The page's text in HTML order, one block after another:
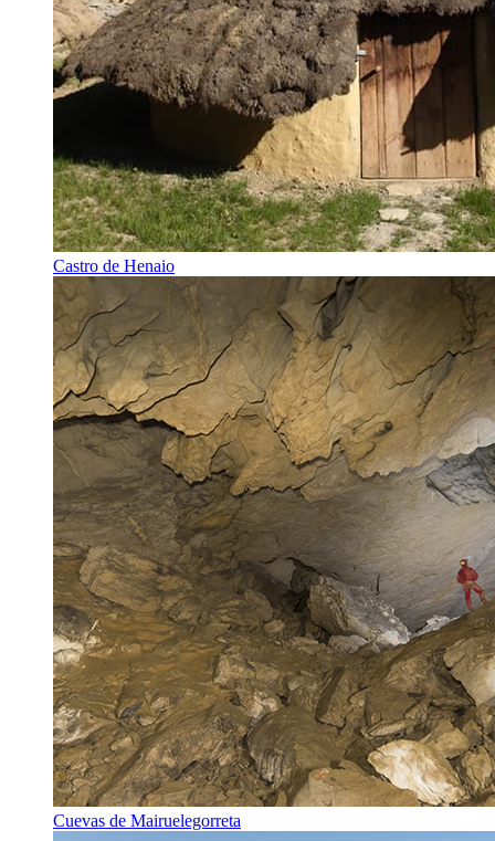
Castro de Henaio
Cuevas de Mairuelegorreta